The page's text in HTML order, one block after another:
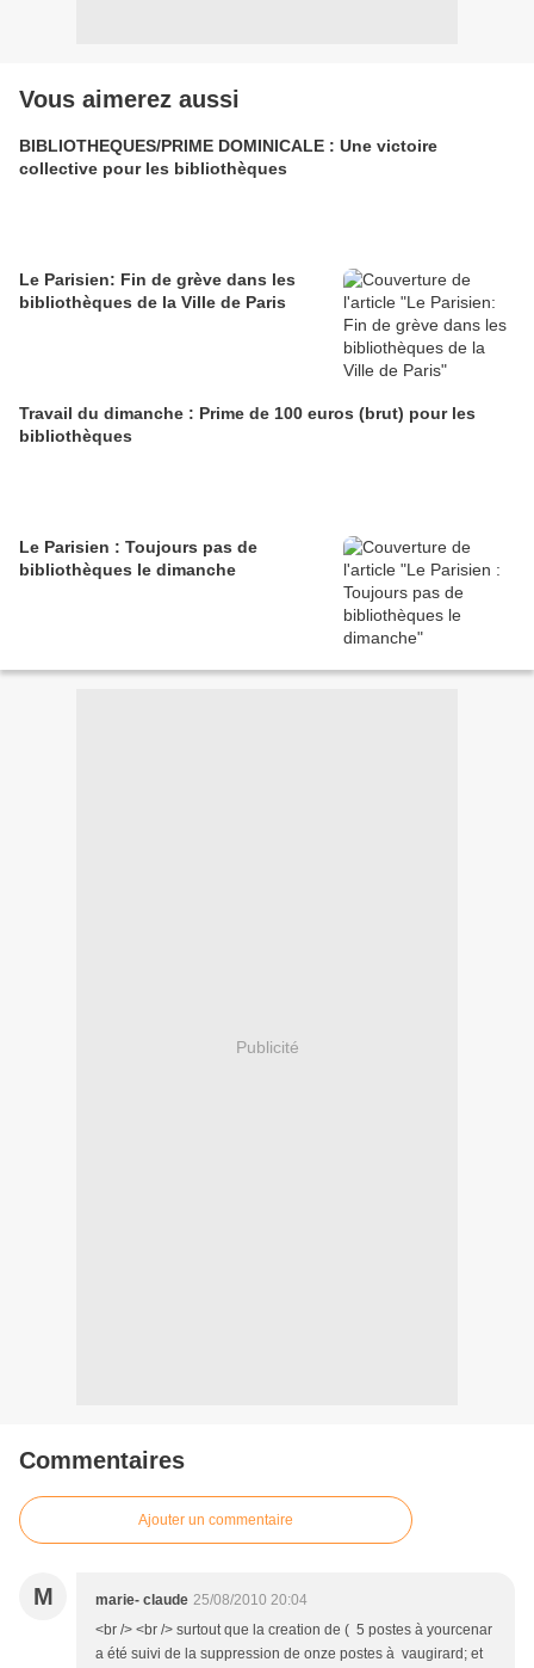
Vous aimerez aussi
BIBLIOTHEQUES/PRIME DOMINICALE : Une victoire
collective pour les bibliothèques
Le Parisien: Fin de grève dans les
bibliothèques de la Ville de Paris
Travail du dimanche : Prime de 100 euros (brut) pour les
bibliothèques
Le Parisien : Toujours pas de
bibliothèques le dimanche
Publicité
Commentaires
Ajouter un commentaire
M marie- claude 25/08/2010 20:04
<br /> <br /> surtout que la creation de ( 5 postes à yourcenar
a été suivi de la suppression de onze postes à vaugirard; et